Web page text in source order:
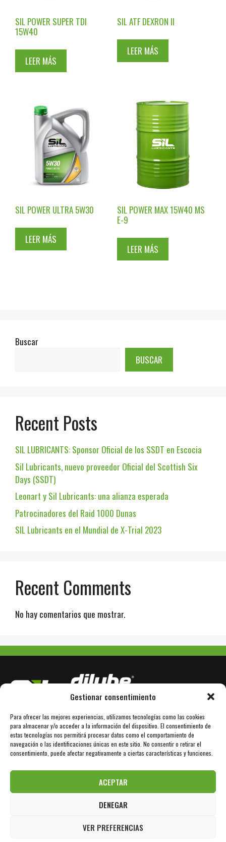
Gestionar consentimiento
Para ofrecer las mejores experiencias, utilizamos tecnologías como las cookies
para almacenar y/o acceder a la información del dispositivo. El consentimiento de
estas tecnologías nos permitirá procesar datos como el comportamiento de
navegación o las identificaciones únicas en este sitio. No consentir o retirar el
consentimiento, puede afectar negativamente a ciertas características y funciones.
ACEPTAR
DENEGAR
VER PREFERENCIAS
SIL POWER SUPER TDI
15W40
LEER MÁS
SIL ATF DEXRON II
LEER MÁS
SIL POWER ULTRA 5W30
LEER MÁS
SIL POWER MAX 15W40 MS
E-9
LEER MÁS
Buscar
BUSCAR
Recent Posts
SIL LUBRICANTS: Sponsor Oficial de los SSDT en Escocia
Sil Lubricants, nuevo proveedor Oficial del Scottish Six
Days (SSDT)
Leonart y Sil Lubricants: una alianza esperada
Patrocinadores del Raid 1000 Dunas
SIL Lubricants en el Mundial de X-Trial 2023
Recent Comments
No hay comentarios que mostrar.
Avda. Bertrán Güell 78
E-08850 Gavà / Barcelona
+34 936 110 101
www.dilube.com
Política de Privacidad